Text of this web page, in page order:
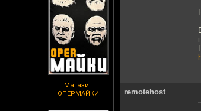
Магазин
ОПЕРМАЙКИ
remotehost